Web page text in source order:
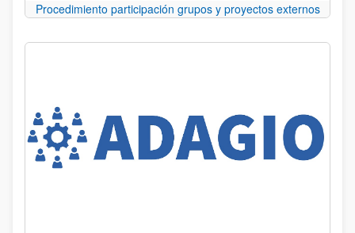
Procedimiento participación grupos y proyectos externos